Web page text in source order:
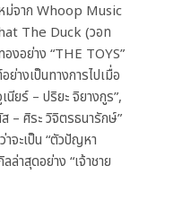
ม่จาก Whoop Music
The Duck (วอท
งอย่าง “THE TOYS”
างเป็นทางการไปเมื่อ
นียร์ – ปริยะ จิยางกูร”,
– ศิระ วิจิตรธนารักษ์”
จะเป็น “ตัวปัญหา
าสุดอย่าง “เจ้าชาย